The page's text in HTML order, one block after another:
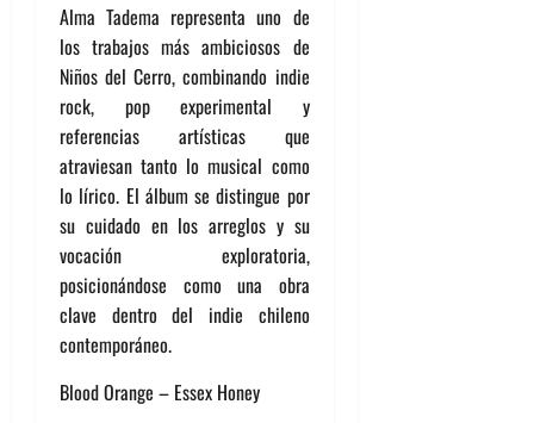
Alma Tadema representa uno de
los trabajos más ambiciosos de
Niños del Cerro, combinando indie
rock, pop experimental y
referencias artísticas que
atraviesan tanto lo musical como
lo lírico. El álbum se distingue por
su cuidado en los arreglos y su
vocación exploratoria,
posicionándose como una obra
clave dentro del indie chileno
contemporáneo.
Blood Orange – Essex Honey